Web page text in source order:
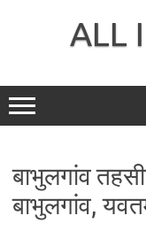
ALL
बाभुलगांव
बाभुलगांव,